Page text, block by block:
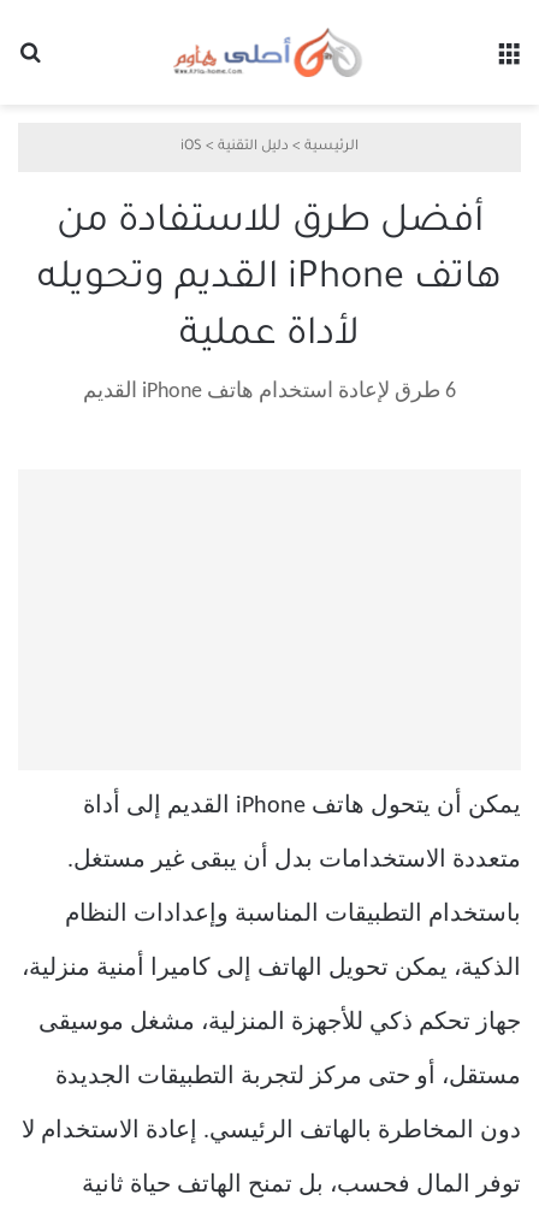
الرئيسية > دليل التقنية >
iOS
أفضل طرق للاستفادة من
هاتف iPhone القديم وتحويله
لأداة عملية
6 طرق لإعادة استخدام هاتف iPhone القديم
يمكن أن يتحول هاتف iPhone القديم إلى أداة
متعددة الاستخدامات بدل أن يبقى غير مستغل.
باستخدام التطبيقات المناسبة وإعدادات النظام
الذكية، يمكن تحويل الهاتف إلى كاميرا أمنية منزلية،
جهاز تحكم ذكي للأجهزة المنزلية، مشغل موسيقى
مستقل، أو حتى مركز لتجربة التطبيقات الجديدة
دون المخاطرة بالهاتف الرئيسي. إعادة الاستخدام لا
توفر المال فحسب، بل تمنح الهاتف حياة ثانية